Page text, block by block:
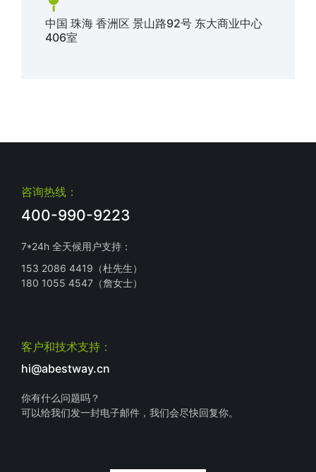
中国 珠海 香洲区 景山路92号 东大商业中心
406室
咨询热线：
400-990-9223
7*24h 全天候用户支持：
153 2086 4419（杜先生）
180 1055 4547（詹女士）
客户和技术支持：
hi@abestway.cn
你有什么问题吗？
可以给我们发一封电子邮件，我们会尽快回复你。